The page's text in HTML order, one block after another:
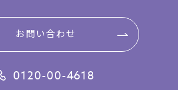
お問い合わせ
0120-00-4618